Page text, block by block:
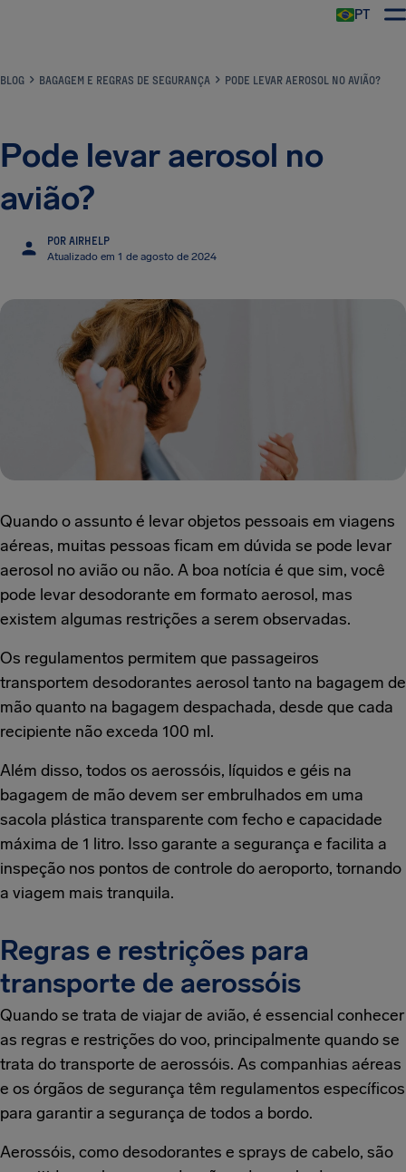
PT
BLOG BAGAGEM E REGRAS DE SEGURANÇA PODE LEVAR AEROSOL NO AVIÃO?
Pode levar aerosol no
avião?
POR AIRHELP
Atualizado em 1 de agosto de 2024
Quando o assunto é levar objetos pessoais em viagens
aéreas, muitas pessoas ficam em dúvida se pode levar
aerosol no avião ou não. A boa notícia é que sim, você
pode levar desodorante em formato aerosol, mas
existem algumas restrições a serem observadas.
Os regulamentos permitem que passageiros
transportem desodorantes aerosol tanto na bagagem de
mão quanto na bagagem despachada, desde que cada
recipiente não exceda 100 ml.
Além disso, todos os aerossóis, líquidos e géis na
bagagem de mão devem ser embrulhados em uma
sacola plástica transparente com fecho e capacidade
máxima de 1 litro. Isso garante a segurança e facilita a
inspeção nos pontos de controle do aeroporto, tornando
a viagem mais tranquila.
Regras e restrições para
transporte de aerossóis
Quando se trata de viajar de avião, é essencial conhecer
as regras e restrições do voo, principalmente quando se
trata do transporte de aerossóis. As companhias aéreas
e os órgãos de segurança têm regulamentos específicos
para garantir a segurança de todos a bordo.
Aerossóis, como desodorantes e sprays de cabelo, são